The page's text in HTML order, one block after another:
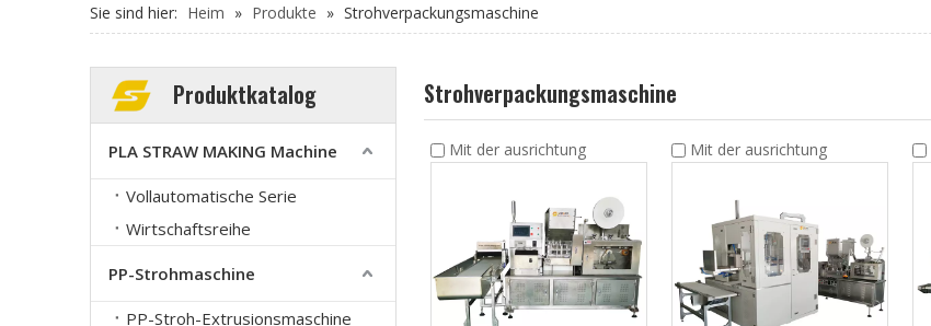
Sie sind hier: Heim » Produkte » Strohverpackungsmaschine
Produktkatalog
PLA STRAW MAKING Machine
Vollautomatische Serie
Wirtschaftsreihe
PP-Strohmaschine
PP-Stroh-Extrusionsmaschine
Strohverpackungsmaschine
Mit der ausrichtung Mit der ausrichtung